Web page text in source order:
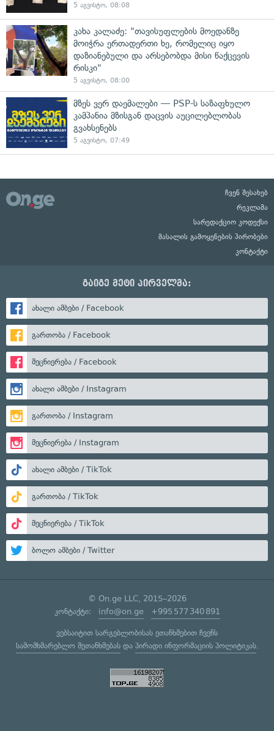
5 აგვისტო, 08:08
კახა კალაძე: "თავისუფლების მოედანზე
მოიჭრა ერთადერთი ხე, რომელიც იყო
დაზიანებული და არსებობდა მისი წაქცევის
რისკი"
5 აგვისტო, 08:00
მზეს ვერ დაემალები — PSP-ს საზაფხულო
კამპანია მზისგან დაცვის აუცილებლობას
გვახსენებს
5 აგვისტო, 07:49
ჩვენ შესახებ
რეკლამა
სარედაქციო კოდექსი
მასალის გამოყენების პირობები
კონტაქტი
გაიგე მეტი პირველმა:
ახალი ამბები / Facebook
გართობა / Facebook
მეცნიერება / Facebook
ახალი ამბები / Instagram
გართობა / Instagram
მეცნიერება / Instagram
ახალი ამბები / TikTok
გართობა / TikTok
მეცნიერება / TikTok
ბოლო ამბები / Twitter
© On.ge LLC, 2015–2026
კონტაქტი: info@on.ge +995 577 340 891
ვებსაიტით სარგებლობისას ეთანხმებით ჩვენს
სამომხმარებლო შეთანხმებასდა პირადი ინფორმაციის პოლიტიკას.